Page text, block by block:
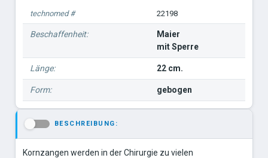
technomed # 22198
Beschaffenheit:
Maier
mit Sperre
Länge: 22 cm.
Form: gebogen
BESCHREIBUNG:
Kornzangen werden in der Chirurgie zu vielen